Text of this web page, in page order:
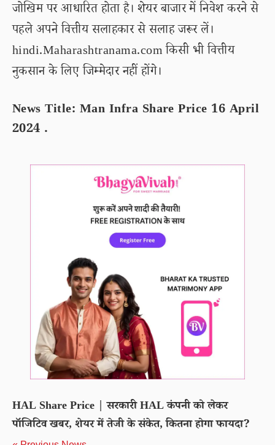
जोखिम पर आधारित होता है। शेयर बाजार में निवेश करने से
पहले अपने वित्तीय सलाहकार से सलाह जरूर लें।
hindi.Maharashtranama.com किसी भी वित्तीय
नुकसान के लिए जिम्मेदार नहीं होंगे।
News Title: Man Infra Share Price 16 April
2024 .
HAL Share Price | सरकारी HAL कंपनी को लेकर
पॉजिटिव खबर, शेयर में तेजी के संकेत, कितना होगा फायदा?